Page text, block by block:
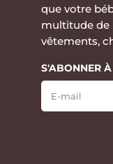
que votre
multitude de
vêtements,
S'ABONNER